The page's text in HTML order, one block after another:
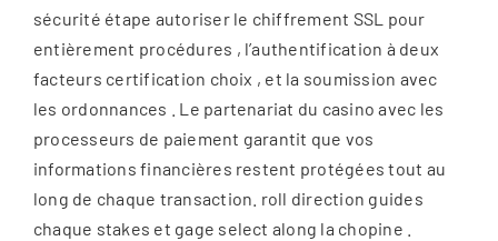
sécurité étape autoriser le chiffrement SSL pour
entièrement procédures , l’authentification à deux
facteurs certification choix , et la soumission avec
les ordonnances . Le partenariat du casino avec les
processeurs de paiement garantit que vos
informations financières restent protégées tout au
long de chaque transaction. roll direction guides
chaque stakes et gage select along la chopine .